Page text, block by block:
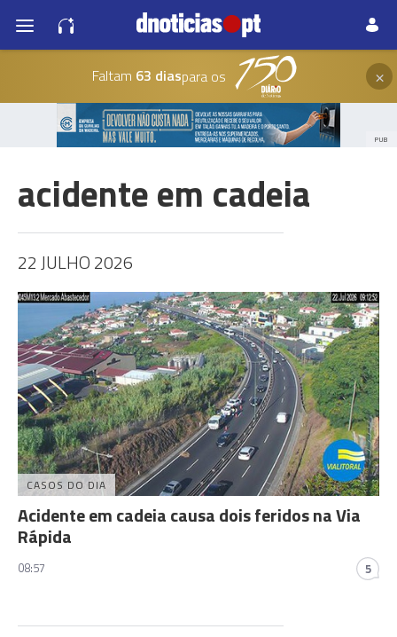
Faltam 63 diaspara os ×
PUB
acidente em cadeia
22 JULHO 2026
CASOS DO DIA
Acidente em cadeia causa dois feridos na Via
Rápida
08:57 5